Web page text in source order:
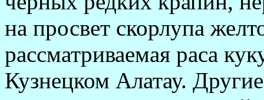
на просвет скорлупа
рассматриваемая ра­са
Кузнецком Алатау.